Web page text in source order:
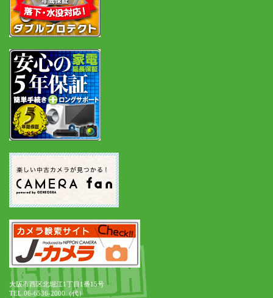
大阪市西区北堀江1丁目1番15号
TEL.06-6536-2000（代）